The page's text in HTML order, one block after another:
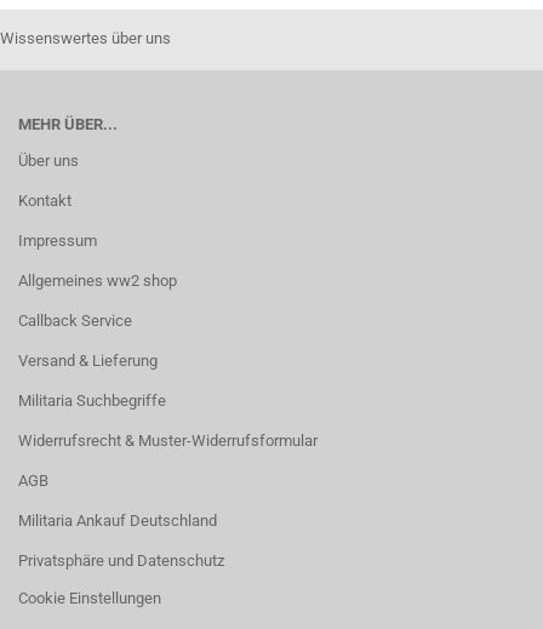
Wissenswertes über uns
MEHR ÜBER...
Über uns
Kontakt
Impressum
Allgemeines ww2 shop
Callback Service
Versand & Lieferung
Militaria Suchbegriffe
Widerrufsrecht & Muster-Widerrufsformular
AGB
Militaria Ankauf Deutschland
Privatsphäre und Datenschutz
Cookie Einstellungen